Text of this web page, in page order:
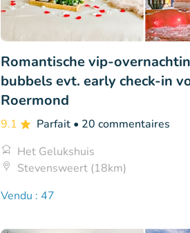
Romantische vip-
bubbels evt. early check-in
Roermond
9.1 Parfait • 20 commentaires
Het Gelukshuis
Stevensweert (18km)
Vendu : 47